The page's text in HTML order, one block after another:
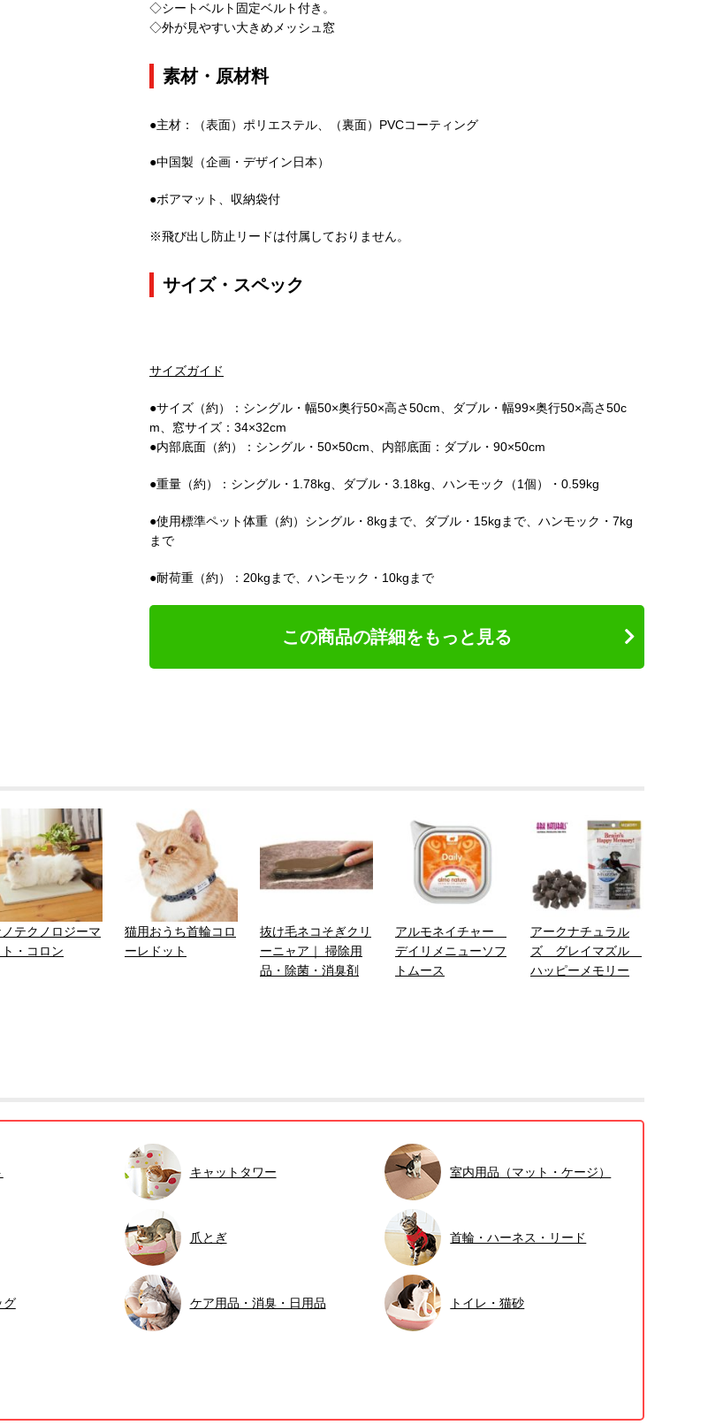
◇シートベルト固定ベルト付き。
◇外が見やすい大きめメッシュ窓
素材・原材料
●主材：（表面）ポリエステル、（裏面）PVCコーティング
●中国製（企画・デザイン日本）
●ボアマット、収納袋付
※飛び出し防止リードは付属しておりません。
サイズ・スペック
サイズガイド
●サイズ（約）：シングル・幅50×奥行50×高さ50cm、ダブル・幅99×奥行50×高さ50c
m、窓サイズ：34×32cm
●内部底面（約）：シングル・50×50cm、内部底面：ダブル・90×50cm
●重量（約）：シングル・1.78kg、ダブル・3.18kg、ハンモック（1個）・0.59kg
●使用標準ペット体重（約）シングル・8kgまで、ダブル・15kgまで、ハンモック・7kg
まで
●耐荷重（約）：20kgまで、ハンモック・10kgまで
この商品の詳細をもっと見る
テクノロジーマ
ト・コロン
猫用おうち首輪コロ
ーレドット
抜け毛ネコそぎクリ
ーニャア｜ 掃除用
品・除菌・消臭剤
アルモネイチャー
デイリメニューソフ
トムース
アークナチュラル
ズ グレイマズル
ハッピーメモリー
キャットタワー 室内用品（マット・ケージ）
爪とぎ 首輪・ハーネス・リード
グ ケア用品・消臭・日用品 トイレ・猫砂